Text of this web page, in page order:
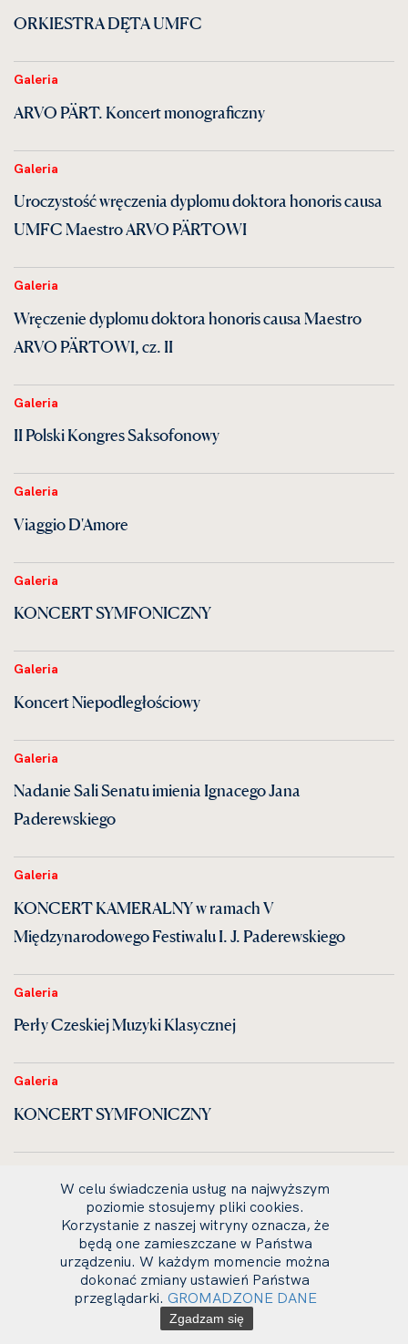
ORKIESTRA DĘTA UMFC
Galeria
ARVO PÄRT. Koncert monograficzny
Galeria
Uroczystość wręczenia dyplomu doktora honoris causa
UMFC Maestro ARVO PÄRTOWI
Galeria
Wręczenie dyplomu doktora honoris causa Maestro
ARVO PÄRTOWI, cz. II
Galeria
II Polski Kongres Saksofonowy
Galeria
Viaggio D'Amore
Galeria
KONCERT SYMFONICZNY
Galeria
Koncert Niepodległościowy
Galeria
Nadanie Sali Senatu imienia Ignacego Jana
Paderewskiego
Galeria
KONCERT KAMERALNY w ramach V
Międzynarodowego Festiwalu I. J. Paderewskiego
Galeria
Perły Czeskiej Muzyki Klasycznej
Galeria
KONCERT SYMFONICZNY
Uroczystość dyplomatorium
VIOLA ORGANISTA — zrealizowany zamysł Leonardo
W celu świadczenia usług na najwyższym
poziomie stosujemy pliki cookies.
Korzystanie z naszej witryny oznacza, że
będą one zamieszczane w Państwa
urządzeniu. W każdym momencie można
dokonać zmiany ustawień Państwa
przeglądarki. GROMADZONE DANE
Zgadzam się